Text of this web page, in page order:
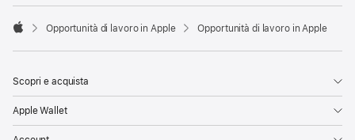

Opportunità di lavoro in Apple Opportunità di lavoro in Apple
Scopri e acquista
Apple Wallet